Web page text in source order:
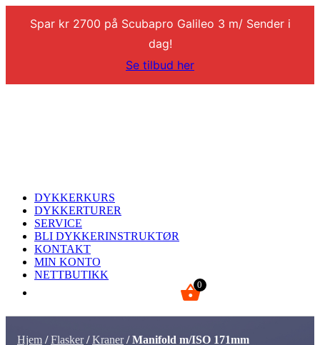
Spar kr 2700 på Scubapro Galileo 3 m/ Sender i
dag!
Se tilbud her
DYKKERKURS
DYKKERTURER
SERVICE
BLI DYKKERINSTRUKTØR
KONTAKT
MIN KONTO
NETTBUTIKK
0
Hjem /Flasker/Kraner/ Manifold m/ISO 171mm